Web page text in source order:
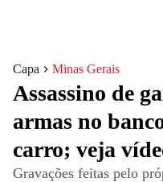
Capa Minas Gerais
Assassino de
armas no
carro; veja
Gravações feitas pelo